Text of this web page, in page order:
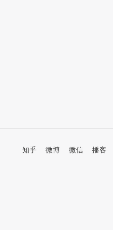
知乎 微博 微信 播客